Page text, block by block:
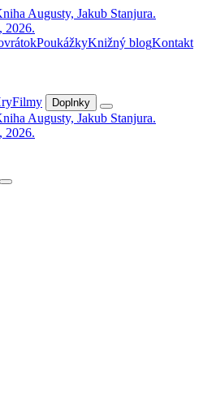
PoukážkyKnižný blogKontakt
Filmy Doplnky